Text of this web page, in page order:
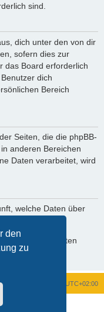
den
zu
sind.
dich unter den von dir
sofern dies zur
das Board erforderlich
dich
Bereich
Seiten, die die phpBB-
anderen Bereichen
Daten verarbeitet, wird
welche Daten über
deiner Daten
UTC+02:00
phpBB Limited